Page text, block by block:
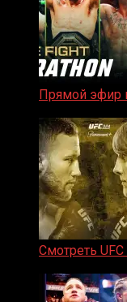
Прямой эфир
Смотреть